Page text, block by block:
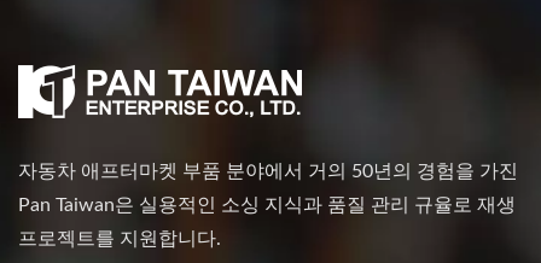
자동차 애프터마켓 부품 분야에서 거의 50년의 경험을 가진
Pan Taiwan은 실용적인 소싱 지식과 품질 관리 규율로 재생
프로젝트를 지원합니다.